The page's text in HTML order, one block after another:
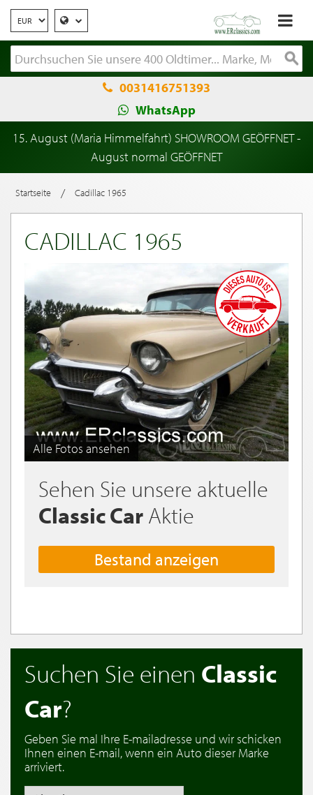
0031416751393
WhatsApp
15. August (Maria Himmelfahrt) SHOWROOM GEÖFFNET -
August normal GEÖFFNET
Startseite / Cadillac 1965
CADILLAC 1965
Alle Fotos ansehen
Sehen Sie unsere aktuelle
Classic Car Aktie
Bestand anzeigen
Suchen Sie einen Classic
Car?
Geben Sie mal Ihre E-mailadresse und wir schicken
Ihnen einen E-mail, wenn ein Auto dieser Marke
arriviert.